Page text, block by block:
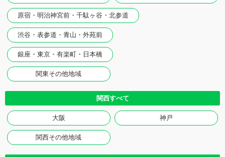
原宿・明治神宮前・千駄ヶ谷・北参道
渋谷・表参道・青山・外苑前
銀座・東京・有楽町・日本橋
関東その他地域
関西すべて
大阪 神戸
関西その他地域